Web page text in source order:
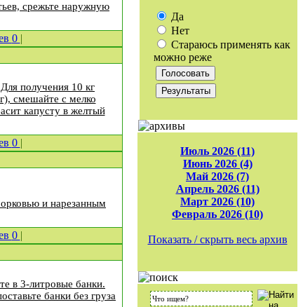
срежьте наружную
0 |
получения 10 кг
смешайте с мелко
капусту в желтый
0 |
и нарезанным
0 |
в 3-литровые банки.
банки без груза
Да
Нет
Стараюсь применять как
можно реже
Июль 2026 (11)
Июнь 2026 (4)
Май 2026 (7)
Апрель 2026 (11)
Март 2026 (10)
Февраль 2026 (10)
Показать / скрыть весь архив